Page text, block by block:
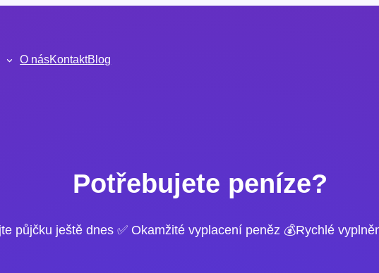
O násKontaktBlog
Potřebujete peníze?
půjčku ještě dnes ✅ Okamžité vyplacení peněz 💰Rychlé